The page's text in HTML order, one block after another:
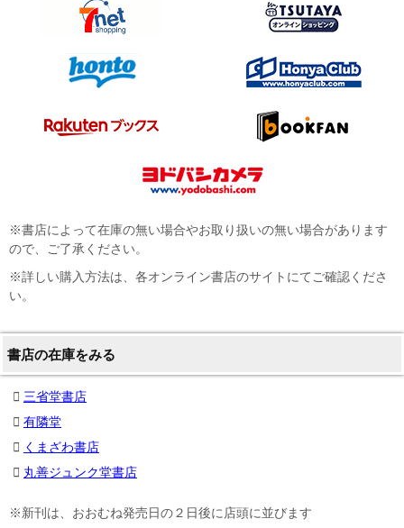
※書店によって在庫の無い場合やお取り扱いの無い場合があります
ので、ご了承ください。
※詳しい購入方法は、各オンライン書店のサイトにてご確認くださ
い。
書店の在庫をみる
三省堂書店
有隣堂
くまざわ書店
丸善ジュンク堂書店
※新刊は、おおむね発売日の２日後に店頭に並びます